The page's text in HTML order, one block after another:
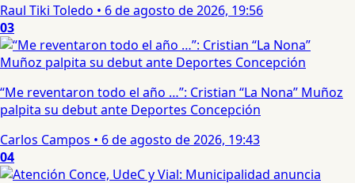
Raul Tiki Toledo • 6 de agosto de 2026, 19:56
03
“Me reventaron todo el año …”: Cristian “La Nona” Muñoz
palpita su debut ante Deportes Concepción
Carlos Campos • 6 de agosto de 2026, 19:43
04